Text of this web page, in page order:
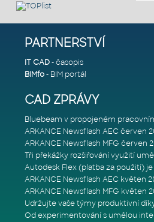
PARTNERSTVÍ
IT CAD- časopis
BIMfo- BIM portál
CAD ZPRÁVY
ARKANCE Newsflash AEC červen
ARKANCE Newsflash MFG červen
ARKANCE Newsflash AEC květen
ARKANCE Newsflash MFG květen